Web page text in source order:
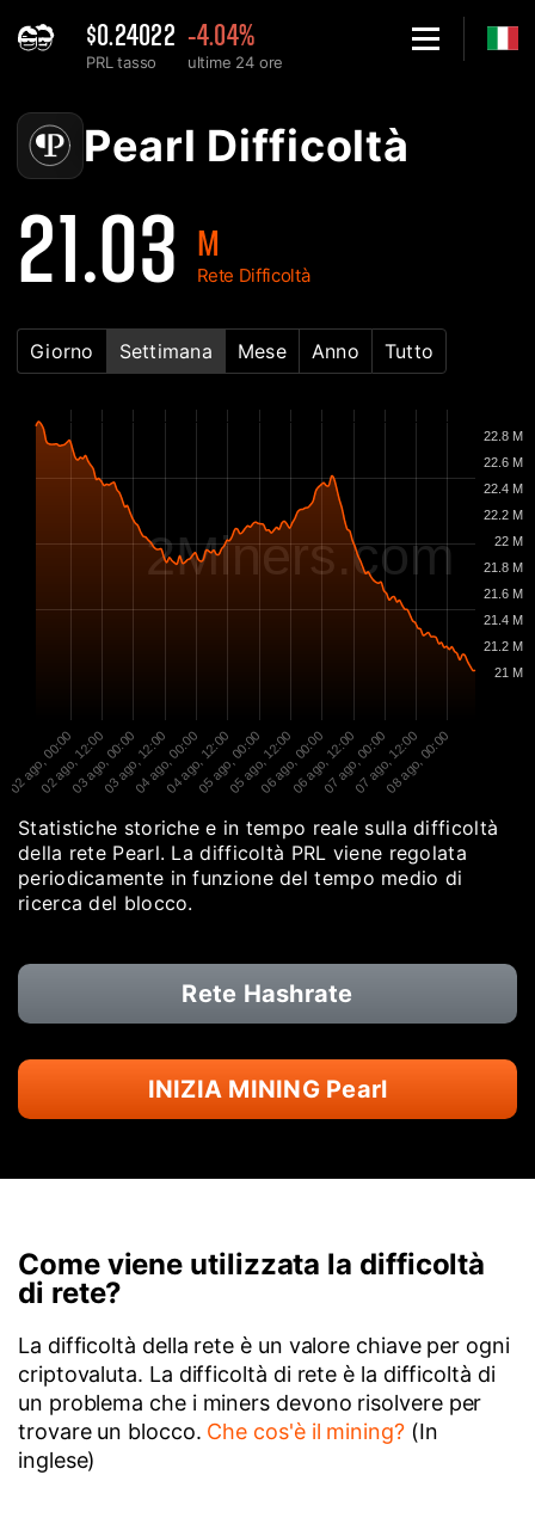
$0.24022
PRL tasso
-4.04%
ultime 24 ore
Pearl PRL Grafico di difficoltà della rete - 2Miners
Pearl Difficoltà
21.03 M
Rete Difficoltà
Giorno Settimana Mese Anno Tutto
2Miners.com
02 ago, 00:00
02 ago, 12:0003 ago, 00:0003 ago, 12:0004 ago, 00:0004 ago, 12:0005 ago, 00:0005 ago, 12:0006 ago, 00:0006 ago, 12:0007 ago, 00:0007 ago, 12:00
08 ago, 00:00
21 M
21.2 M
21.4 M
21.6 M
21.8 M
22 M
22.2 M
22.4 M
22.6 M
22.8 M
Statistiche storiche e in tempo reale sulla difficoltà
della rete Pearl. La difficoltà PRL viene regolata
periodicamente in funzione del tempo medio di
ricerca del blocco.
Rete Hashrate
INIZIA MINING Pearl
Come viene utilizzata la difficoltà
di rete?
La difficoltà della rete è un valore chiave per ogni
criptovaluta. La difficoltà di rete è la difficoltà di
un problema che i miners devono risolvere per
trovare un blocco. Che cos'è il mining?(In
inglese)